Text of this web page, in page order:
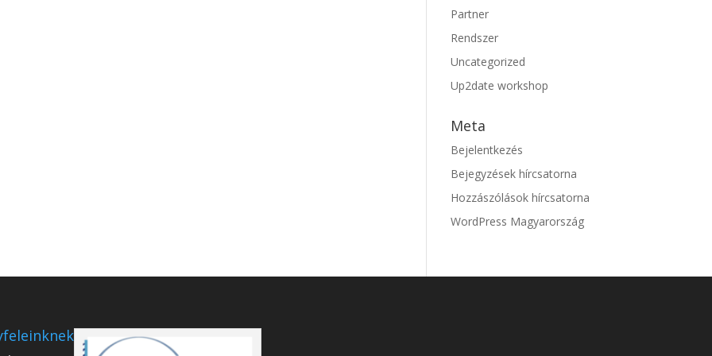
Partner
Rendszer
Uncategorized
Up2date workshop
Meta
Bejelentkezés
Bejegyzések hírcsatorna
Hozzászólások hírcsatorna
WordPress Magyarország